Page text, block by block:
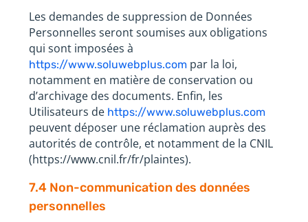
Les demandes de suppression de Données
Personnelles seront soumises aux obligations
qui sont imposées à
https://www.soluwebplus.com par la loi,
notamment en matière de conservation ou
d’archivage des documents. Enfin, les
Utilisateurs de https://www.soluwebplus.com
peuvent déposer une réclamation auprès des
autorités de contrôle, et notamment de la CNIL
(https://www.cnil.fr/fr/plaintes).
7.4 Non-communication des données
personnelles